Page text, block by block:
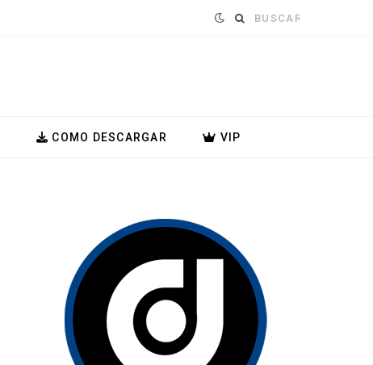
Buscar:
COMO DESCARGAR VIP